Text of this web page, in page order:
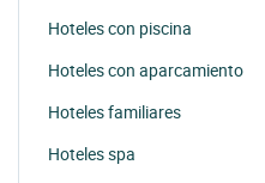
Hoteles con piscina
Hoteles con aparcamiento
Hoteles familiares
Hoteles spa